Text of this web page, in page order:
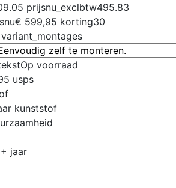
prijsnu_exclbtw495.83
€ 599,95 korting30
variant_montages
Op voorraad
usps
kunststof
jaar